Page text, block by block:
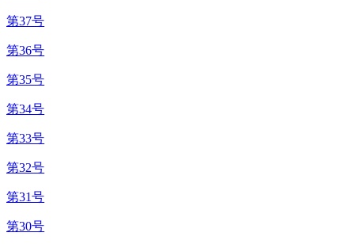
第37号
第36号
第35号
第34号
第33号
第32号
第31号
第30号